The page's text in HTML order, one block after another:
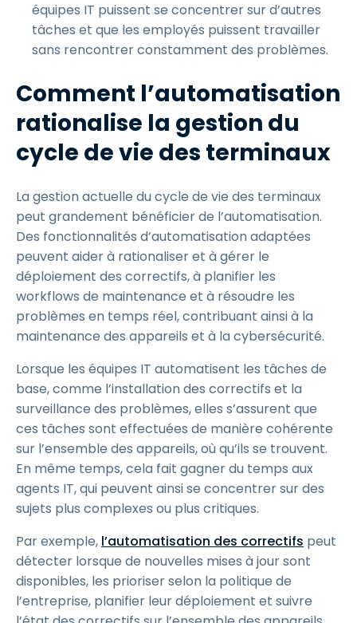
équipes IT puissent se concentrer sur d’autres
tâches et que les employés puissent travailler
sans rencontrer constamment des problèmes.
Comment l’automatisation
rationalise la gestion du
cycle de vie des terminaux
La gestion actuelle du cycle de vie des terminaux
peut grandement bénéficier de l’automatisation.
Des fonctionnalités d’automatisation adaptées
peuvent aider à rationaliser et à gérer le
déploiement des correctifs, à planifier les
workflows de maintenance et à résoudre les
problèmes en temps réel, contribuant ainsi à la
maintenance des appareils et à la cybersécurité.
Lorsque les équipes IT automatisent les tâches de
base, comme l’installation des correctifs et la
surveillance des problèmes, elles s’assurent que
ces tâches sont effectuées de manière cohérente
sur l’ensemble des appareils, où qu’ils se trouvent.
En même temps, cela fait gagner du temps aux
agents IT, qui peuvent ainsi se concentrer sur des
sujets plus complexes ou plus critiques.
Par exemple, l’automatisation des correctifs peut
détecter lorsque de nouvelles mises à jour sont
disponibles, les prioriser selon la politique de
l’entreprise, planifier leur déploiement et suivre